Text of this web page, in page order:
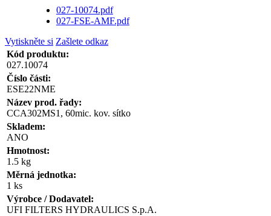
027-10074.pdf
027-FSE-AMF.pdf
Vytiskněte si Zašlete odkaz
Kód produktu:
027.10074
Číslo části:
ESE22NME
Název prod. řady:
CCA302MS1, 60mic. kov. sítko
Skladem:
ANO
Hmotnost:
1.5 kg
Měrná jednotka:
1 ks
Výrobce / Dodavatel:
UFI FILTERS HYDRAULICS S.p.A.